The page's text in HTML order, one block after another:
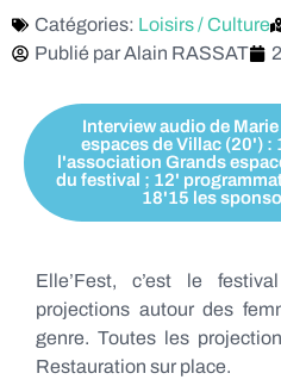
Catégories: Loisirs / Culture
Publié parAlain RASSAT
Interview audio de
espaces de Villac (20') :
l'association Grands
du festival ; 12'
18'15 les
Elle’Fest, c’est le
projections autour des
genre. Toutes les
Restauration sur place.